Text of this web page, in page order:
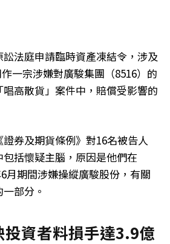
法庭申請臨時資產凍結令，涉及
一宗涉嫌對廣駿集團（8516）的
高散貨」案件中，賠償受影響的
券及期貨條例》對16名被告人
括懷疑主腦，原因是他們在
月期間涉嫌操縱廣駿股份，有關
部分。
資者料損手達3.9億